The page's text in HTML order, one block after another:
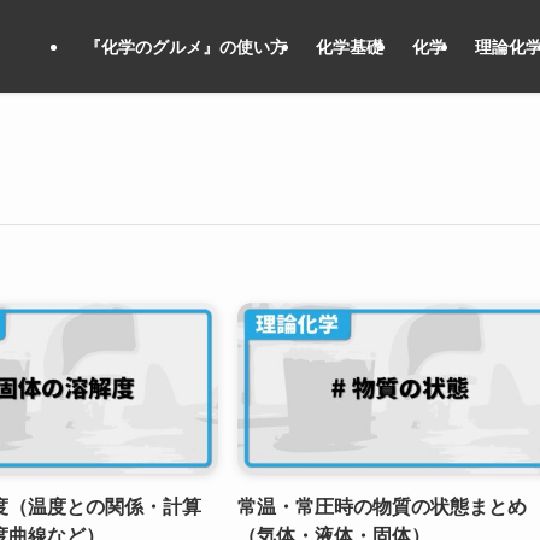
『化学のグルメ』の使い方 化学基礎 化学 理論化
（温度との関係・計算
線など）
常温・常圧時の物質の状態まとめ
（気体・液体・固体）